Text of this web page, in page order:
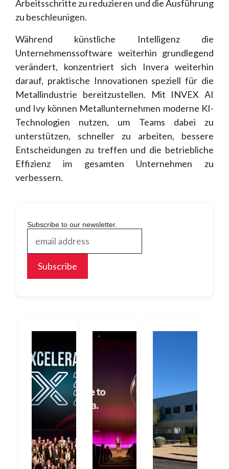
Arbeitsschritte zu reduzieren und die Ausführung
zu beschleunigen.
Während künstliche Intelligenz die
Unternehmenssoftware weiterhin grundlegend
verändert, konzentriert sich Invera weiterhin
darauf, praktische Innovationen speziell für die
Metallindustrie bereitzustellen. Mit INVEX AI
und Ivy können Metallunternehmen moderne KI-
Technologien nutzen, um Teams dabei zu
unterstützen, schneller zu arbeiten, bessere
Entscheidungen zu treffen und die betriebliche
Effizienz im gesamten Unternehmen zu
verbessern.
Subscribe to our newsletter.